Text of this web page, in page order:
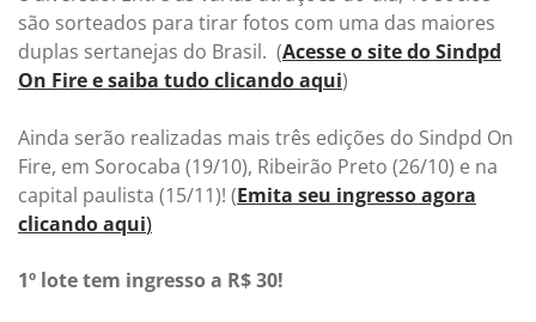
são sorteados para tirar fotos com uma das maiores
duplas sertanejas do Brasil. (Acesse o site do Sindpd
On Fire e saiba tudo clicando aqui)
Ainda serão realizadas mais três edições do Sindpd On
Fire, em Sorocaba (19/10), Ribeirão Preto (26/10) e na
capital paulista (15/11)! (Emita seu ingresso agora
clicando aqui)
1º lote tem ingresso a R$ 30!